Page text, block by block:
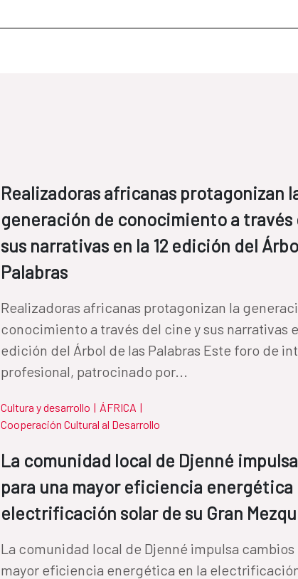
Realizadoras africanas protagonizan
generación de conocimiento a través
sus narrativas en la 12 edición del
Palabras
Realizadoras africanas protagonizan la
conocimiento a través del cine y sus narrativas
edición del Árbol de las Palabras Este foro de
profesional, patrocinado por...
Cultura y desarrollo | ÁFRICA |
Cooperación Cultural al Desarrollo
La comunidad local de Djenné
para una mayor eficiencia energética
electrificación solar de su Gran
La comunidad local de Djenné impulsa cambios
mayor eficiencia energética en la